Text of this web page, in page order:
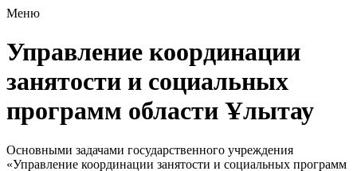
Меню
Управление координации
занятости и социальных
программ области Ұлытау
Основными задачами государственного учреждения
«Управление координации занятости и социальных программ